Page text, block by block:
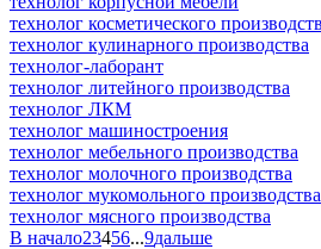
технолог косметического
технолог кулинарного производства
технолог-лаборант
технолог литейного производства
технолог ЛКМ
технолог машиностроения
технолог мебельного производства
технолог молочного производства
технолог мукомольного производства
технолог мясного производства
В начало23456...9дальше